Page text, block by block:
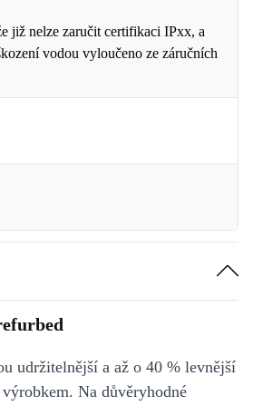
již nelze zaručit certifikaci IPxx, a
vodou vyloučeno ze záručních
udržitelnější a až o 40 % levnější
Na důvěryhodné